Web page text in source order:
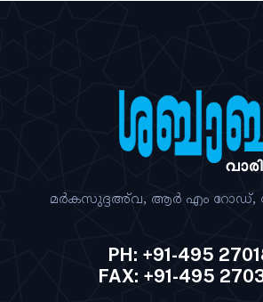
മര്‍കസുദ്ദഅ്‌വ, ആര്‍ എം റോഡ്‌,
PH: +91-495
FAX: +91-495